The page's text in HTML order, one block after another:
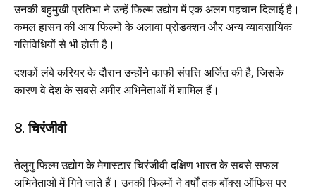
उनकी बहुमुखी प्रतिभा ने उन्हें फिल्म उद्योग में एक अलग पहचान दिलाई है।
कमल हासन की आय फिल्मों के अलावा प्रोडक्शन और अन्य व्यावसायिक
गतिविधियों से भी होती है।
दशकों लंबे करियर के दौरान उन्होंने काफी संपत्ति अर्जित की है, जिसके
कारण वे देश के सबसे अमीर अभिनेताओं में शामिल हैं।
8. चिरंजीवी
तेलुगु फिल्म उद्योग के मेगास्टार चिरंजीवी दक्षिण भारत के सबसे सफल
अभिनेताओं में गिने जाते हैं। उनकी फिल्मों ने वर्षों तक बॉक्स ऑफिस पर